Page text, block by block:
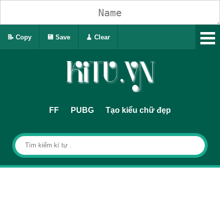
FF PUBG Tạo kiểu chữ đẹp
📝 Copy 💾 Save 🧹 Clear